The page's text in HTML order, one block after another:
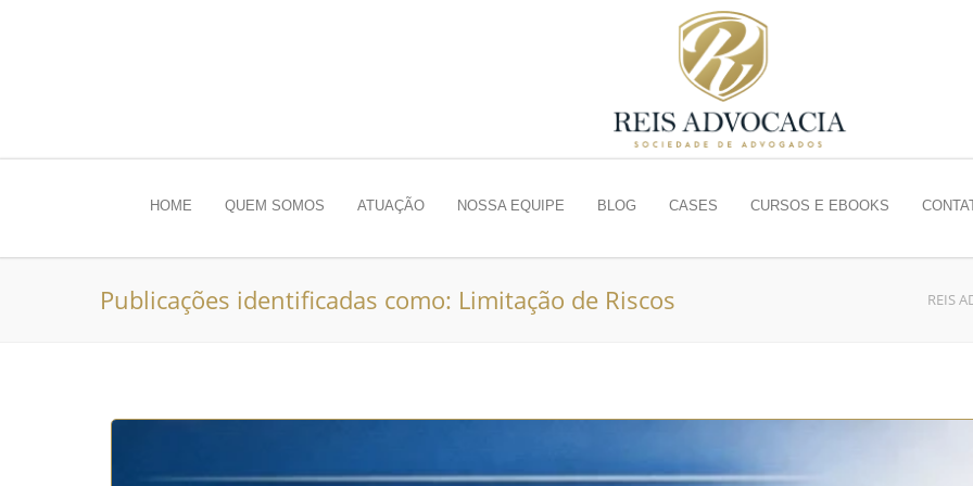
HOME QUEM SOMOS ATUAÇÃO NOSSA EQUIPE BLOG CASES CURSOS E EBOOKS
Publicações identificadas como: Limitação de Riscos REIS